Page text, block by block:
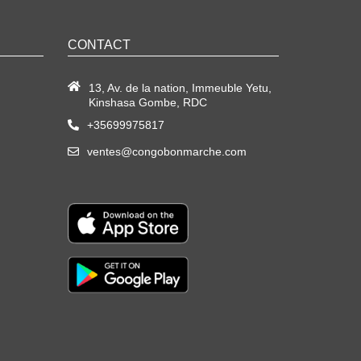
CONTACT
13, Av. de la nation, Immeuble Yetu,
Kinshasa Gombe, RDC
+35699975817
ventes@congobonmarche.com